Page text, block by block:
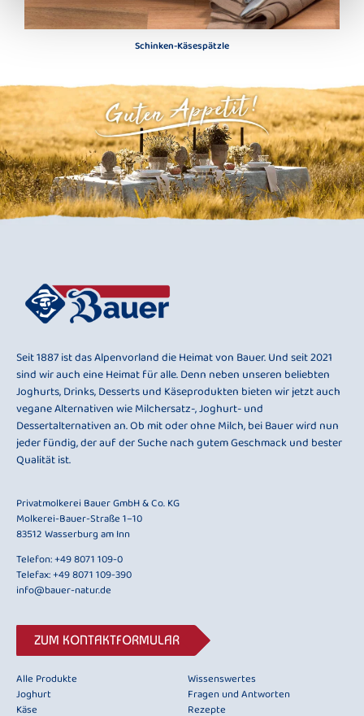
Schinken-Käsespätzle
Seit 1887 ist das Alpenvorland die Heimat von Bauer. Und seit 2021
sind wir auch eine Heimat für alle. Denn neben unseren beliebten
Joghurts, Drinks, Desserts und Käseprodukten bieten wir jetzt auch
vegane Alternativen wie Milchersatz-, Joghurt- und
Dessertalternativen an. Ob mit oder ohne Milch, bei Bauer wird nun
jeder fündig, der auf der Suche nach gutem Geschmack und bester
Qualität ist.
Privatmolkerei Bauer GmbH & Co. KG
Molkerei-Bauer-Straße 1–10
83512 Wasserburg am Inn
Telefon:+49 8071 109-0
Telefax: +49 8071 109-390
info@bauer-natur.de
ZUM KONTAKTFORMULAR
Alle Produkte
Joghurt
Käse
Wissenswertes
Fragen und Antworten
Rezepte